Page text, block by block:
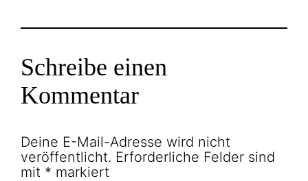
Schreibe einen
Kommentar
Deine E-Mail-Adresse wird nicht
veröffentlicht. Erforderliche Felder sind
mit * markiert